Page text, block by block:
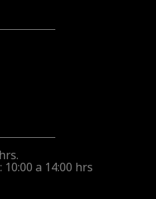
a 14:00 hrs